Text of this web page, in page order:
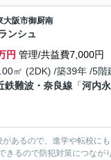
大阪市御厨南
ンシュ
円 管理/共益費7,000円
㎡ (2DK) /築39年 /5階
鉄難波・奈良線 「河内
あるので、進学や転校に
きるので防犯対策につな